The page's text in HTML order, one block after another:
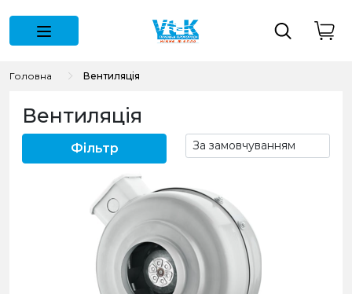
Головна Вентиляція
Вентиляція
Фільтр